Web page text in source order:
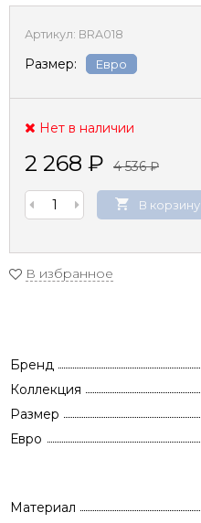
Артикул: BRA018
Размер: Евро
Нет в наличии
2 268 ₽ 4 536₽
В корзину
В избранное
Бренд
Коллекция
Размер
Евро
Материал